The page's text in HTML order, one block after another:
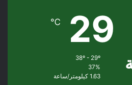
29
℃
38º - 29º
37%
1.63 كيلومتر/ساعة